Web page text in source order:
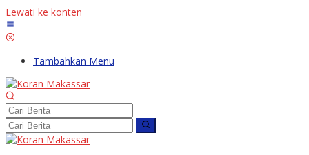
Lewati ke konten
Tambahkan Menu